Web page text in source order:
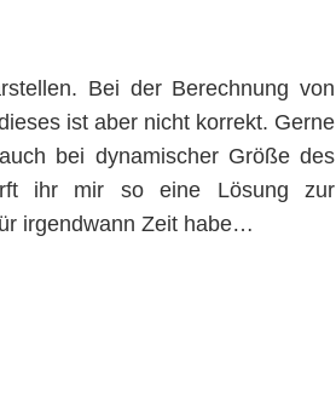
Bei der Berechnung von
ist aber nicht korrekt. Gerne
bei dynamischer Größe des
ihr mir so eine Lösung zur
irgendwann Zeit habe…